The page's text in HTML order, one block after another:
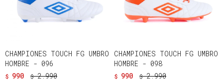
CHAMPIONES TOUCH FG UMBRO
HOMBRE - 096
$ 990 $ 2.990
CHAMPIONES TOUCH FG UMBRO
HOMBRE - 098
$ 990 $ 2.990